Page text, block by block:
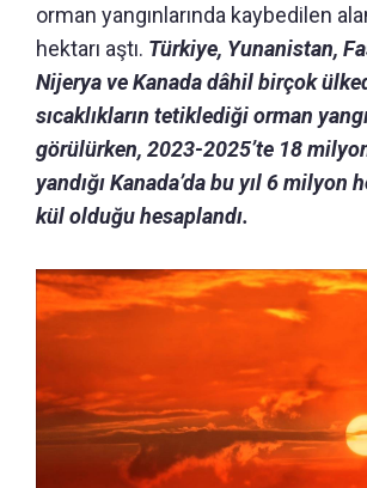
orman yangınlarında kaybedilen
hektarı aştı. Türkiye, Yunanistan,
Nijerya ve Kanada dâhil birçok
sıcaklıkların tetiklediği orman
görülürken, 2023-2025’te 18
yandığı Kanada’da bu yıl 6 milyon
kül olduğu hesaplandı.